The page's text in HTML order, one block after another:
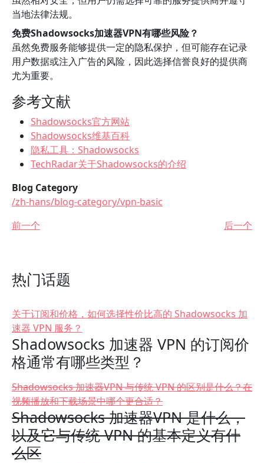
当地法律法规。
免费Shadowsocks加速器VPN有哪些风险？
虽然免费服务能够提供一定的隐私保护，但可能存在记录
用户数据或注入广告的风险，因此选择信誉良好的提供商
尤为重要。
参考文献
Shadowsocks官方网站
Shadowsocks维基百科
隐私工具：Shadowsocks
TechRadar关于Shadowsocks的介绍
Blog Category
/zh-hans/blog-category/vpn-basic
前一个
后一个
热门话题
关于订阅和价格，如何选择性价比高的 Shadowsocks 加
速器 VPN 服务？
Shadowsocks 加速器 VPN 的订阅价
格通常有哪些类型？
Shadowsocks 加速器VPN 与传统 VPN 的区别是什么？在
视频播放和下载场景中哪个更合适？
Shadowsocks 加速器VPN 是什么，
以及它与传统 VPN 的基本定义有什
么区